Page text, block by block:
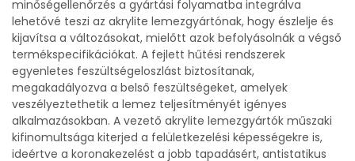
minőségellenőrzés a gyártási folyamatba integrálva
lehetővé teszi az akrylite lemezgyártónak, hogy észlelje és
kijavítsa a változásokat, mielőtt azok befolyásolnák a végső
termékspecifikációkat. A fejlett hűtési rendszerek
egyenletes feszültségeloszlást biztosítanak,
megakadályozva a belső feszültségeket, amelyek
veszélyeztethetik a lemez teljesítményét igényes
alkalmazásokban. A vezető akrylite lemezgyártók műszaki
kifinomultsága kiterjed a felületkezelési képességekre is,
ideértve a koronakezelést a jobb tapadásért, antistatikus